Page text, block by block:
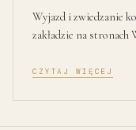
Wyjazd i zwiedzanie
zakładzie na
CZYTAJ WIĘCEJ